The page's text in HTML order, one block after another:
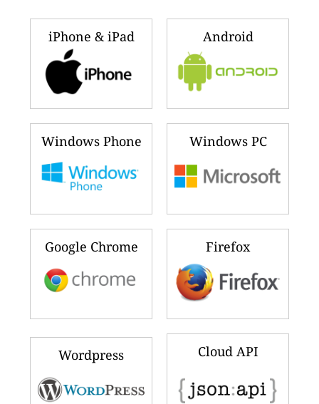
iPhone & iPad Android
Windows Phone Windows PC
Google Chrome Firefox
Wordpress Cloud API